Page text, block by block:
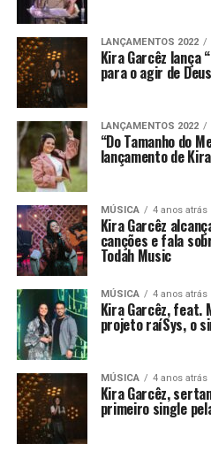
LANÇAMENTOS 2022
Kira Garcêz lança
para o agir de Deus
LANÇAMENTOS 2022
“Do Tamanho do
lançamento de
MÚSICA 4 anos atrás
Kira Garcêz
canções e fala
Todah Music
MÚSICA 4 anos atrás
Kira Garcêz, feat.
projeto raíSys, o
MÚSICA 4 anos atrás
Kira Garcêz,
primeiro single